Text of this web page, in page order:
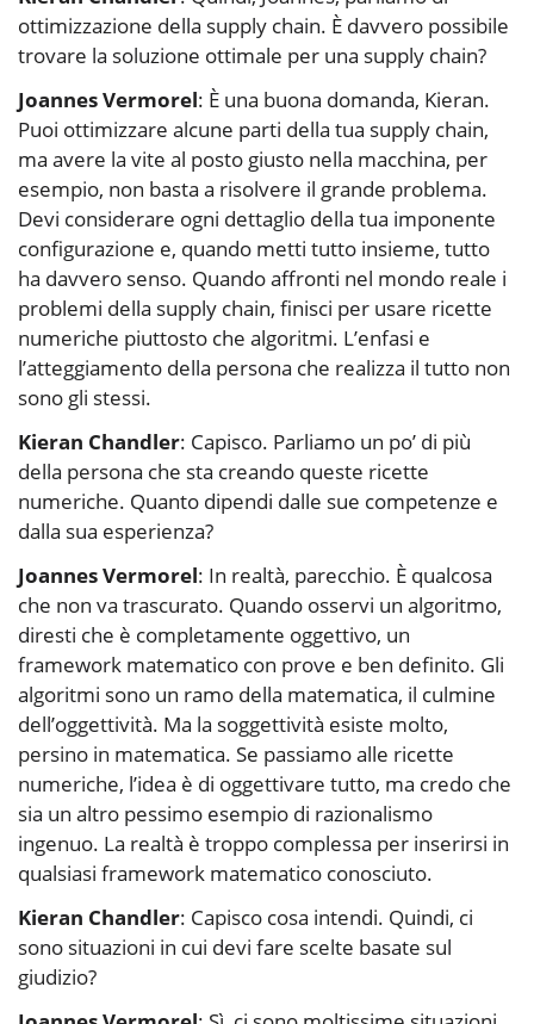
ottimizzazione della supply chain. È davvero possibile
trovare la soluzione ottimale per una supply chain?
Joannes Vermorel: È una buona domanda, Kieran.
Puoi ottimizzare alcune parti della tua supply chain,
ma avere la vite al posto giusto nella macchina, per
esempio, non basta a risolvere il grande problema.
Devi considerare ogni dettaglio della tua imponente
configurazione e, quando metti tutto insieme, tutto
ha davvero senso. Quando affronti nel mondo reale i
problemi della supply chain, finisci per usare ricette
numeriche piuttosto che algoritmi. L’enfasi e
l’atteggiamento della persona che realizza il tutto non
sono gli stessi.
Kieran Chandler: Capisco. Parliamo un po’ di più
della persona che sta creando queste ricette
numeriche. Quanto dipendi dalle sue competenze e
dalla sua esperienza?
Joannes Vermorel: In realtà, parecchio. È qualcosa
che non va trascurato. Quando osservi un algoritmo,
diresti che è completamente oggettivo, un
framework matematico con prove e ben definito. Gli
algoritmi sono un ramo della matematica, il culmine
dell’oggettività. Ma la soggettività esiste molto,
persino in matematica. Se passiamo alle ricette
numeriche, l’idea è di oggettivare tutto, ma credo che
sia un altro pessimo esempio di razionalismo
ingenuo. La realtà è troppo complessa per inserirsi in
qualsiasi framework matematico conosciuto.
Kieran Chandler: Capisco cosa intendi. Quindi, ci
sono situazioni in cui devi fare scelte basate sul
giudizio?